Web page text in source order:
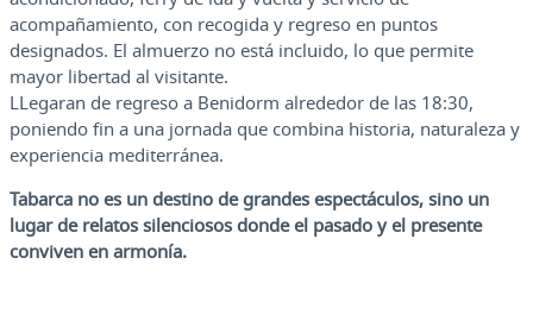
acompañamiento, con recogida y regreso en puntos
designados. El almuerzo no está incluido, lo que permite
mayor libertad al visitante.
LLegaran de regreso a Benidorm alrededor de las 18:30,
poniendo fin a una jornada que combina historia, naturaleza y
experiencia mediterránea.
Tabarca no es un destino de grandes espectáculos, sino un
lugar de relatos silenciosos donde el pasado y el presente
conviven en armonía.